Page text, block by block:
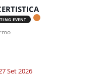
EVENT
Set 2026